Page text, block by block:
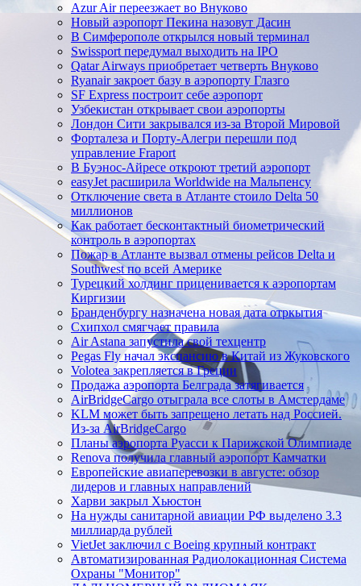
Azur Air переезжает во Внуково
Новый аэропорт Пекина назовут Дасин
В Симферополе открылся новый терминал
Swissport передумал выходить на IPO
Qatar Airways приобретает четверть Внуково
Ryanair закроет базу в аэропорту Глазго
SF Express построит себе аэропорт
Узбекистан открывает свои аэропорты
Лондон Сити закрывался из-за Второй Мировой
Форталеза и Порту-Алегри перешли под
управление Fraport
В Буэнос-Айресе откроют третий аэропорт
easyJet расширила Worldwide на Мальпенсу
Отключение света в Атланте стоило Delta 50
миллионов
Как работает бесконтактный биометрический
контроль в аэропортах
Пожар в Атланте вызвал отмены рейсов Delta и
Southwest по всей Америке
Турецкий холдинг приценивается к аэропортам
Киргизии
Бранденбургу назначена новая дата отркытия
Схипхол смягчает правила
Air Astana запустила свой техцентр
Pegas Fly начал экспансию в Китай из Жуковского
Volotea закрепляется в Греции
Продажа аэропорта Белграда затягивается
AirBridgeCargo отыграла все слоты в Амстердаме
KLM может быть запрещено летать над Россией.
Из-за AirBridgeCargo
Планы аэропорта Руасси к Парижской Олимпиаде
Renova получила главный аэропорт Камчатки
Европейские авиаперевозки в августе: обзор
лидеров и главных направлений
Харви закрыл Хьюстон
На нужды санитарной авиации РФ выделено 3.3
миллиарда рублей
VietJet заключил с Boeing крупный контракт
Автоматизированная Радиолокационная Система
Охраны "Монитор"